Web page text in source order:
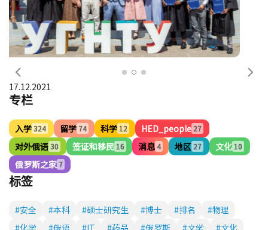
对外俄语 30 签证和移民16 消息 4 地区27 文化10
俄罗斯之家
标签
#安全 #硕士研究生 #博士
#化学
#俄语
#入学规则
#比赛 #签证 #移民制度
#职业规划
#研究
#学者们 #实习 #会议 #旅行 #地区
#音乐
#俄罗斯之家
HED 杂志上的文章
远东国立交通大学参加资助竞赛已经变成